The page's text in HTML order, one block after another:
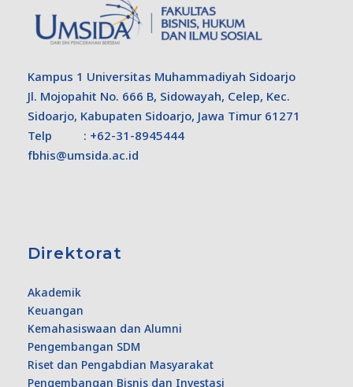
Kampus 1 Universitas Muhammadiyah Sidoarjo
Jl. Mojopahit No. 666 B, Sidowayah, Celep, Kec.
Sidoarjo, Kabupaten Sidoarjo, Jawa Timur 61271
Telp : +62-31-8945444
fbhis@umsida.ac.id
Direktorat
Akademik
Keuangan
Kemahasiswaan dan Alumni
Pengembangan SDM
Riset dan Pengabdian Masyarakat
Pengembangan Bisnis dan Investasi